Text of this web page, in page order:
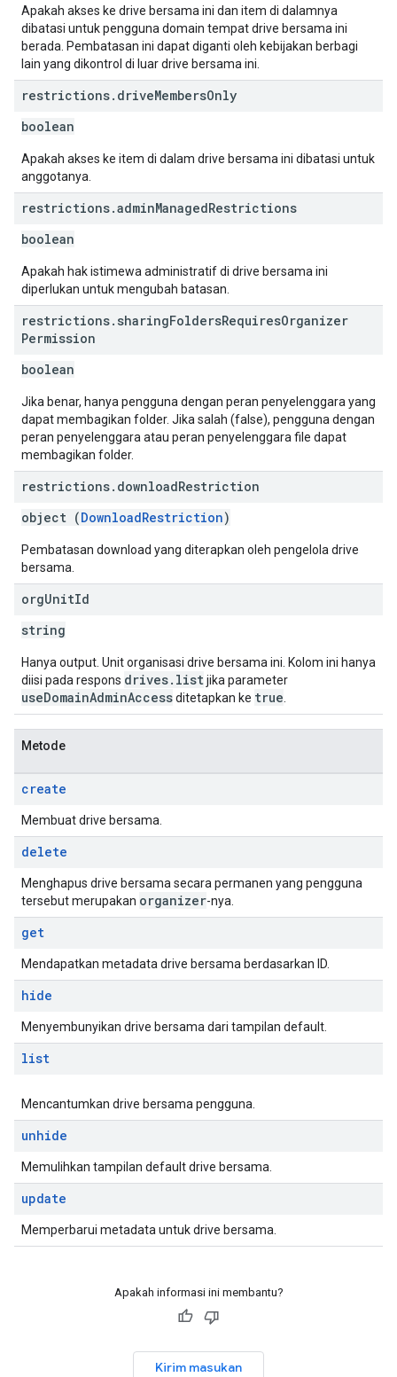
Apakah akses ke drive bersama ini dan item di dalamnya
dibatasi untuk pengguna domain tempat drive bersama ini
berada. Pembatasan ini dapat diganti oleh kebijakan berbagi
lain yang dikontrol di luar drive bersama ini.
restrictions. driveMembersOnly
boolean
Apakah akses ke item di dalam drive bersama ini dibatasi untuk
anggotanya.
restrictions.adminManagedRestrictions
boolean
Apakah hak istimewa administratif di drive bersama ini
diperlukan untuk mengubah batasan.
restrictions. sharingFoldersRequiresOrganizer
Permission
boolean
Jika benar, hanya pengguna dengan peran penyelenggara yang
dapat membagikan folder. Jika salah (false), pengguna dengan
peran penyelenggara atau peran penyelenggara file dapat
membagikan folder.
restrictions. downloadRestriction
object (DownloadRestriction)
Pembatasan download yang diterapkan oleh pengelola drive
bersama.
orgUnitId
string
Hanya output. Unit organisasi drive bersama ini. Kolom ini hanya
diisi pada respons drives.listjika parameter
useDomainAdminAccessditetapkan ke true
Metode
create
Membuat drive bersama.
delete
Menghapus drive bersama secara permanen yang pengguna
tersebut merupakan organizer-nya.
get
Mendapatkan metadata drive bersama berdasarkan ID.
hide
Menyembunyikan drive bersama dari tampilan default.
list
Mencantumkan drive bersama pengguna.
unhide
Memulihkan tampilan default drive bersama.
update
Memperbarui metadata untuk drive bersama.
Apakah informasi ini membantu?
Kirim masukan